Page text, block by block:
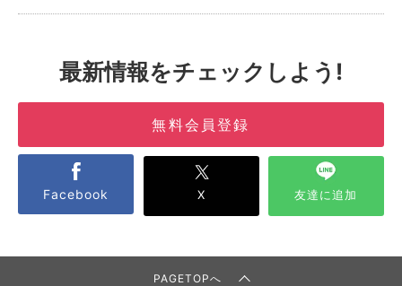
最新情報をチェックしよう!
無料会員登録
Facebook X 友達に追加
PAGETOPへ